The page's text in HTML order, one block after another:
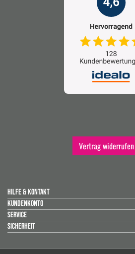
Vertrag widerrufen
HILFE & KONTAKT
KUNDENKONTO
SERVICE
SICHERHEIT